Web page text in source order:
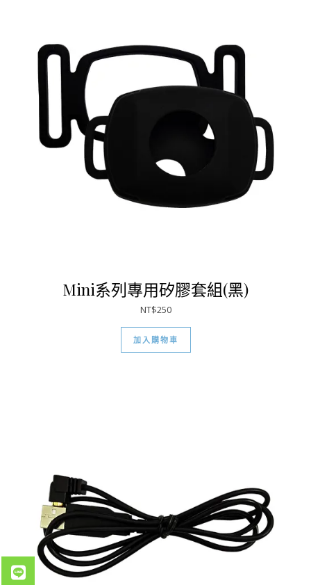
Mini系列專用矽膠套組(黑)
NT$250
加入購物車